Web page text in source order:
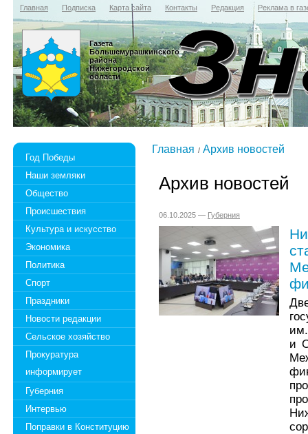
Главная Подписка Карта сайта Контакты Редакция Реклама в
Газета
Большемурашкинского
района
Нижегородской
области
Год Победы
Наши земляки
Общество
Происшествия
Культура и искусство
Экономика
Политика
Спорт
Праздники
Новости редакции
Сельское хозяйство
Прокуратура
информирует
Губерния
Интервью
Поправки в Конституцию
Главная Архив новостей
Архив новостей
06.10.2025 — Губерния
и